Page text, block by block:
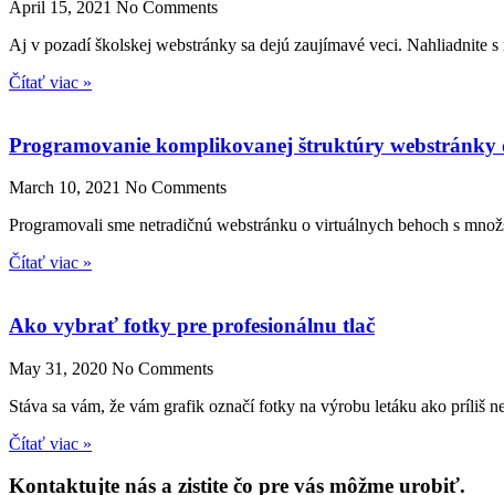
April 15, 2021 No Comments
Aj v pozadí školskej webstránky sa dejú zaujímavé veci. Nahliadnite
Čítať viac »
Programovanie komplikovanej štruktúry
March 10, 2021 No Comments
Programovali sme netradičnú webstránku o virtuálnych behoch s
Čítať viac »
Ako vybrať fotky pre profesionálnu tlač
May 31, 2020 No Comments
Stáva sa vám, že vám grafik označí fotky na výrobu letáku ako príliš
Čítať viac »
Kontaktujte nás a zistite čo pre vás môžme urobiť.